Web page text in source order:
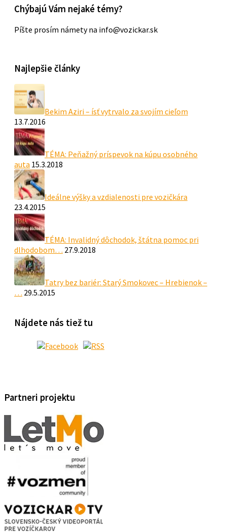
Chýbajú Vám nejaké témy?
Píšte prosím námety na info@vozickar.sk
Najlepšie články
Bekim Aziri – ísť vytrvalo za svojím cieľom
13.7.2016
TÉMA: Peňažný príspevok na kúpu osobného
auta 15.3.2018
Ideálne výšky a vzdialenosti pre vozičkára
23.4.2015
TÉMA: Invalidný dôchodok, štátna pomoc pri
dlhodobom… 27.9.2018
Tatry bez bariér: Starý Smokovec – Hrebienok –
… 29.5.2015
Nájdete nás tiež tu
Partneri projektu